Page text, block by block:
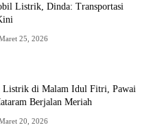
Listrik, Dinda: Transportasi
25, 2026
Listrik di Malam Idul Fitri, Pawai
Berjalan Meriah
20, 2026